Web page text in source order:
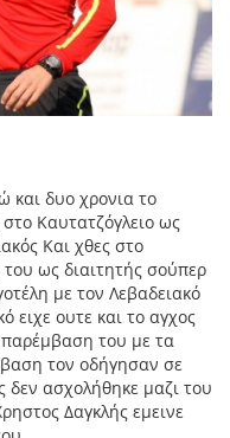
και δυο χρονια το
Καυτατζόγλειο ως
Και χθες στο
ως διαιτητής σούπερ
με τον Λεβαδειακό
ειχε ουτε και το αγχος
παρέμβαση του με τα
τον οδήγησαν σε
δεν ασχολήθηκε μαζι του
Δαγκλής εμεινε